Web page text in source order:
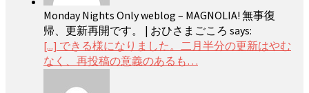
Monday Nights Only weblog – MAGNOLIA! 無事復
帰、更新再開です。 | おひさまごころ says:
[...] できる様になりました。二月半分の更新はやむ
なく、再投稿の意義のあるも…